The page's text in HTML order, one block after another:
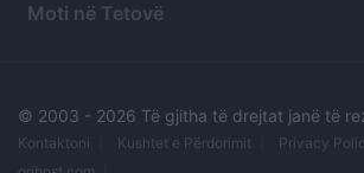
Moti në Tetovë
© 2003 - 2026 Të gjitha të drejtat janë të
Kontaktoni Kushtet e Përdorimit Privacy